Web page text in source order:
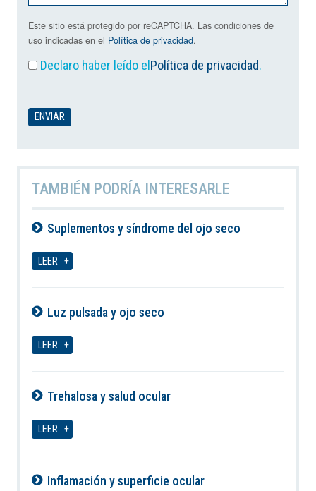
Este sitio está protegido por reCAPTCHA. Las condiciones de
uso indicadas en el Política de privacidad.
Declaro haber leído elPolítica de privacidad.
TAMBIÉN PODRÍA INTERESARLE
Suplementos y síndrome del ojo seco
LEER
Luz pulsada y ojo seco
LEER
Trehalosa y salud ocular
LEER
Inflamación y superficie ocular